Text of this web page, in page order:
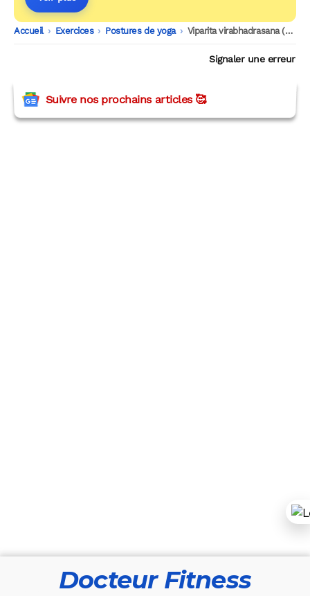
Accueil -
Exercices -
Postures de yoga -
Viparita virabhadrasana (posture du guerrier inversé)
Signaler une erreur
Suivre nos prochains articles 🥰
Docteur Fitness